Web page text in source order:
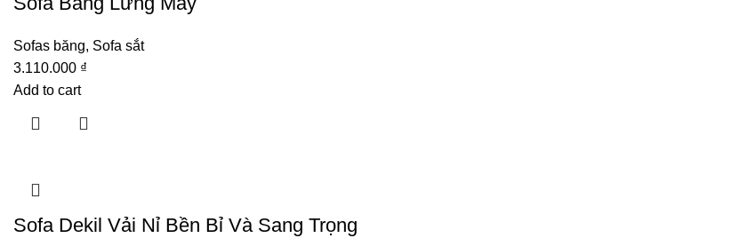
Sofas băng, Sofa sắt
3.110.000 ₫
Add to cart
Sofa Dekil Vải Nỉ Bền Bỉ Và Sang Trọng